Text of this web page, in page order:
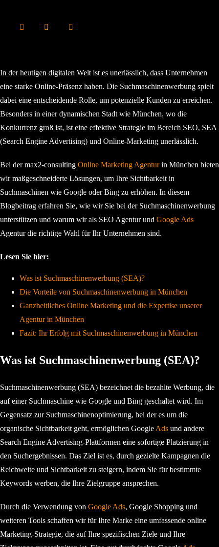
In der heutigen digitalen Welt ist es unerlässlich, dass Unternehmen
eine starke Online-Präsenz haben. Die Suchmaschinenwerbung spielt
dabei eine entscheidende Rolle, um potenzielle Kunden zu erreichen.
Besonders in einer dynamischen Stadt wie München, wo die
Konkurrenz groß ist, ist eine effektive Strategie im Bereich SEO, SEA
(Search Engine Advertising) und Online-Marketing unerlässlich.
Bei der max2-consulting Online Marketing Agenturin München bieten
wir maßgeschneiderte Lösungen, um Ihre Sichtbarkeit in
Suchmaschinen wie Google oder Bing zu erhöhen. In diesem
Blogbeitrag erfahren Sie, wie wir Sie bei der Suchmaschinenwerbung
unterstützen und warum wir als SEO Agentur und Google Ads
Agentur die richtige Wahl für Ihr Unternehmen sind.
Lesen Sie hier:
Was ist Suchmaschinenwerbung (SEA)?
Die Vorteile von Suchmaschinenwerbung in München
Ganzheitliches Online Marketing und die Expertise unserer
Agentur in München
Fazit: Ihr Erfolg mit Suchmaschinenwerbung in München
Was ist Suchmaschinenwerbung (SEA)?
Suchmaschinenwerbung (SEA) bezeichnet die bezahlte Werbung, die
auf einer Suchmaschine wie Google und Bing geschaltet wird. Im
Gegensatz zur Suchmaschinenoptimierung, bei der es um die
organische Sichtbarkeit geht, ermöglichen Google Adsund andere
Search Engine Advertising-Plattformen eine sofortige Platzierung in
den Suchergebnissen. Das Ziel ist es, durch gezielte Kampagnen die
Reichweite und Sichtbarkeit zu steigern, indem Sie für bestimmte
Keywords werben, die Ihre Zielgruppe ansprechen.
Durch die Verwendung von Google Ads, Google Shopping und
weiteren Tools schaffen wir für Ihre Marke eine umfassende online
Marketing-Strategie, die auf Ihre spezifischen Ziele und Ihre